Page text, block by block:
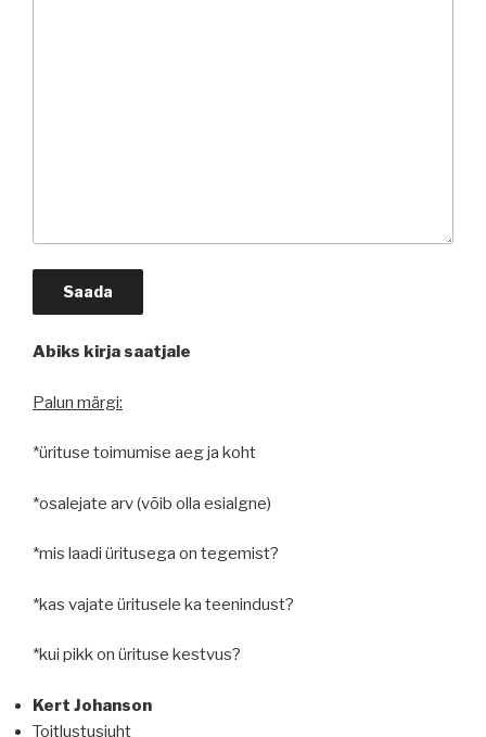
Abiks kirja saatjale
Palun märgi:
*ürituse toimumise aeg ja koht
*osalejate arv (võib olla esialgne)
*mis laadi üritusega on tegemist?
*kas vajate üritusele ka teenindust?
*kui pikk on ürituse kestvus?
Kert Johanson
Toitlustusjuht